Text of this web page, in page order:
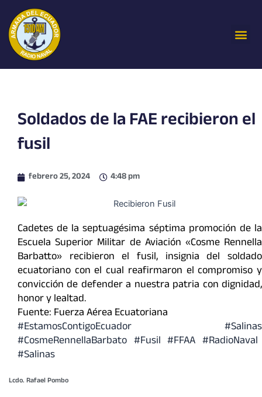
contenido
Soldados de la FAE recibieron el
fusil
febrero 25, 2024 4:48 pm
Cadetes de la septuagésima séptima promoción de la
Escuela Superior Militar de Aviación «Cosme Rennella
Barbatto» recibieron el fusil, insignia del soldado
ecuatoriano con el cual reafirmaron el compromiso y
convicción de defender a nuestra patria con dignidad,
honor y lealtad.
Fuente: Fuerza Aérea Ecuatoriana
#EstamosContigoEcuador #Salinas
#CosmeRennellaBarbato #Fusil #FFAA #RadioNaval
#Salinas
Lcdo. Rafael Pombo